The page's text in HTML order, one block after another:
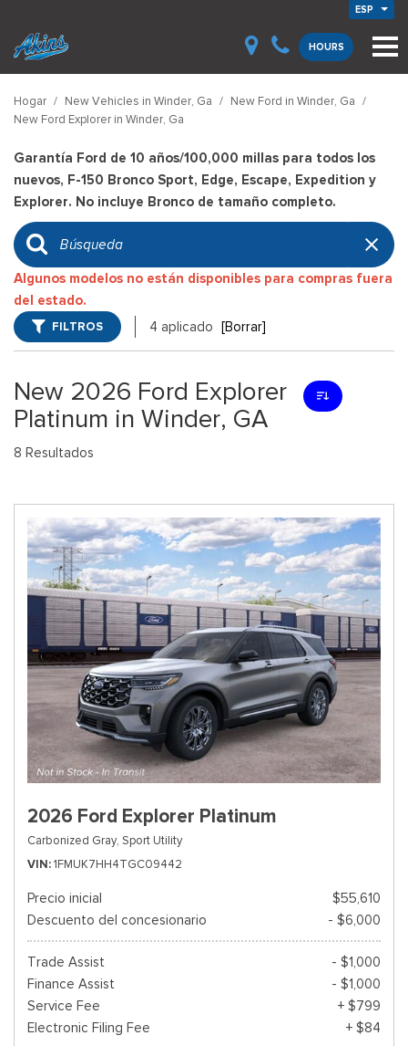
ESP
HOURS
Hogar / New Vehicles in Winder, Ga / New Ford in Winder, Ga /
New Ford Explorer in Winder, Ga
Garantía Ford de 10 años/100,000 millas para todos los
nuevos, F-150 Bronco Sport, Edge, Escape, Expedition y
Explorer. No incluye Bronco de tamaño completo.
Algunos modelos no están disponibles para compras fuera
del estado.
FILTROS 4 aplicado [Borrar]
New 2026 Ford Explorer
Platinum in Winder, GA
8 Resultados
2026 Ford Explorer Platinum
Carbonized Gray, Sport Utility
VIN 1FMUK7HH4TGC09442
Precio inicial
$55,610
Descuento del concesionario
- $6,000
Trade Assist
- $1,000
Finance Assist
- $1,000
Service Fee
+ $799
Electronic Filing Fee
+ $84